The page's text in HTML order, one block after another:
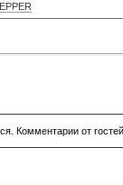
Комментарии от